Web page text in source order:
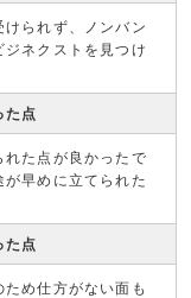
られず、ノンバン
ネクストを見つけ
た点
た点が良かったで
早めに立てられた
た点
め仕方がない面も